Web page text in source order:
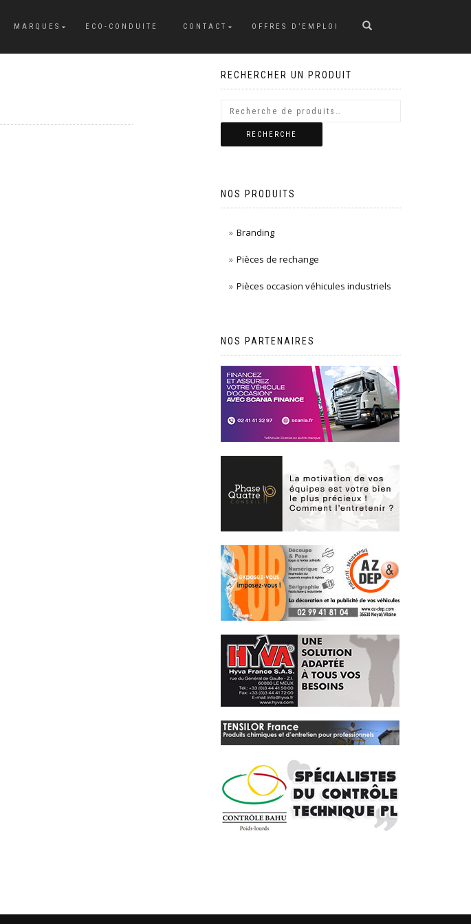
MARQUES ECO-CONDUITE CONTACT OFFRES D’EMPLOI
RECHERCHER UN PRODUIT
RECHERCHE
NOS PRODUITS
Branding
Pièces de rechange
Pièces occasion véhicules industriels
NOS PARTENAIRES